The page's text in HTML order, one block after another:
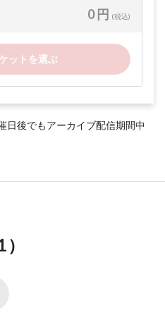
0 円 (税込)
ットを選ぶ
日後でもアーカイブ配信期間中
）